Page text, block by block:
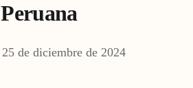
Peruana
25 de diciembre de 2024